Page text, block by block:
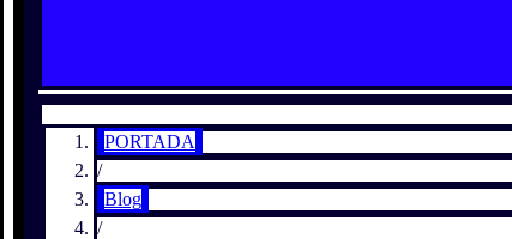
PORTADA
/
Blog
/